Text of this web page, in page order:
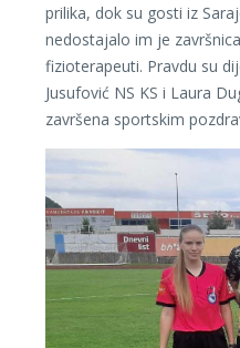
prilika, dok su gosti iz
nedostajalo im je
fizioterapeuti. Pravdu su
Jusufović NS KS i Laura
završena sportskim